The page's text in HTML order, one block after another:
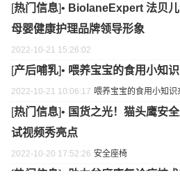
[热门信息]• BiolaneExpert 法贝
母婴健康护理品牌领导形象
2022-10-21 15:26:02
[产后哺乳]• 喂养宝宝的食用小知
2022-10-21 10:06:17 喂养宝宝的食用小知识
[热门信息]• 国货之光！猫头鹰安
试视频秀亮点
2022-10-20 17:52:26 安全座椅
[热门信息]• 助力盆底康复诊疗技